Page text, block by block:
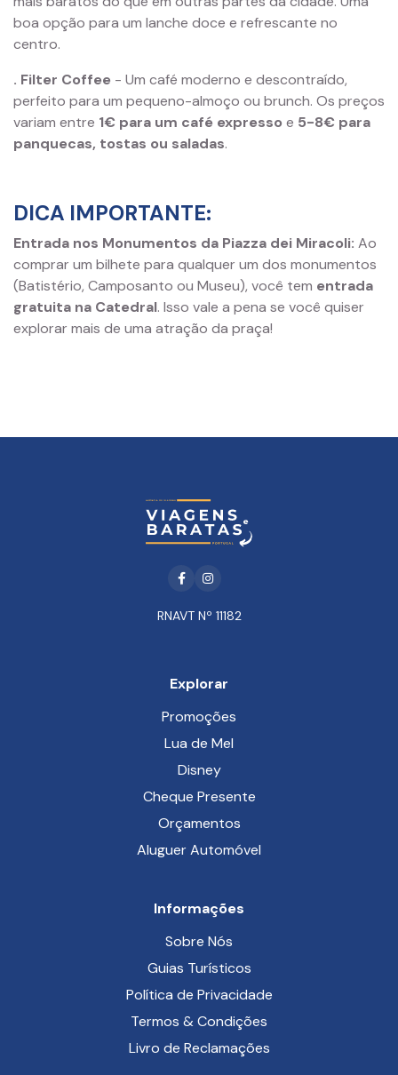
boa opção para um lanche doce e refrescante no
centro.
. Filter Coffee - Um café moderno e descontraído,
perfeito para um pequeno-almoço ou brunch. Os preços
variam entre 1€ para um café expresso e 5-8€ para
panquecas, tostas ou saladas.
DICA IMPORTANTE:
Entrada nos Monumentos da Piazza dei Miracoli: Ao
comprar um bilhete para qualquer um dos monumentos
(Batistério, Camposanto ou Museu), você tem entrada
gratuita na Catedral. Isso vale a pena se você quiser
explorar mais de uma atração da praça!
FacebookInstagram
RNAVT Nº 11182
Explorar
Promoções
Lua de Mel
Disney
Cheque Presente
Orçamentos
Aluguer Automóvel
Informações
Sobre Nós
Guias Turísticos
Política de Privacidade
Termos & Condições
Livro de Reclamações